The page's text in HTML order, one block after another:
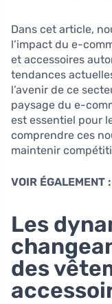
Dans cet article,
l’impact du e-
et accessoires
tendances
l’avenir de ce
paysage du e-
est essentiel pour
comprendre ces
maintenir
VOIR ÉGALEMENT :
Les
des